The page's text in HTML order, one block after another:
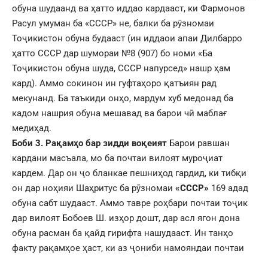
обуна шудаанд ва ҳатто иддао кардааст, ки Фармонов
Расул умуман ба «СССР» не, балки ба рӯзномаи
Тоҷикистон обуна будааст (ин иддаои апаи Дилбарро
ҳатто СССР дар шумораи №8 (907) бо номи «Ба
Тоҷикистон обуна шуда, СССР напурсед» нашр ҳам
кард). Аммо сокинон ин гуфтаҳоро қатъиян рад
мекунанд. Ба таъкиди онҳо, мардум хуб медонад ба
кадом нашрия обуна мешавад ва барои чӣ маблағ
медиҳад.
Боби 3. Рақамҳо бар зидди воқеият Барои равшан
кардани масъала, мо ба почтаи вилоят муроҷиат
кардем. Дар он ҷо бланкае пешниҳод гардид, ки тибқи
он дар ноҳияи Шаҳритус ба рӯзномаи «СССР» 169 адад
обуна сабт шудааст. Аммо тавре роҳбари почтаи тоҷик
дар вилоят Бобоев Ш. изҳор дошт, дар асл ягон дона
обуна расман ба қайд гирифта нашудааст. Ин танҳо
факту рақамҳое ҳаст, ки аз ҷониби намояндаи почтаи